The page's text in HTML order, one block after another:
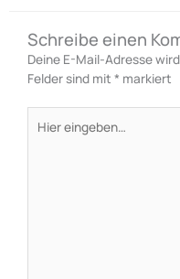
Schreibe einen
Deine E-Mail-Adresse
Felder sind mit * markiert
eingeben…